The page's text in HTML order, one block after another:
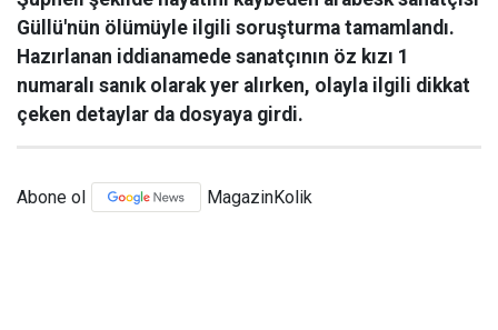
Güllü'nün ölümüyle ilgili soruşturma tamamlandı.
Hazırlanan iddianamede sanatçının öz kızı 1
numaralı sanık olarak yer alırken, olayla ilgili dikkat
çeken detaylar da dosyaya girdi.
Abone ol MagazinKolik